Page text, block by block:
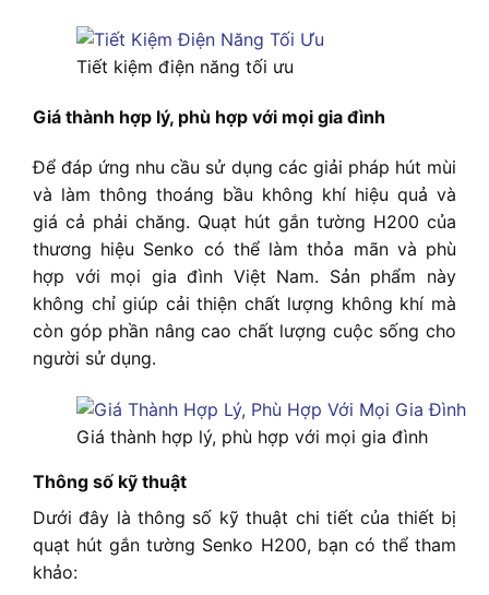
Tiết kiệm điện năng tối ưu
Giá thành hợp lý, phù hợp với mọi gia đình
Để đáp ứng nhu cầu sử dụng các giải pháp hút mùi
và làm thông thoáng bầu không khí hiệu quả và
giá cả phải chăng. Quạt hút gắn tường H200 của
thương hiệu Senko có thể làm thỏa mãn và phù
hợp với mọi gia đình Việt Nam. Sản phẩm này
không chỉ giúp cải thiện chất lượng không khí mà
còn góp phần nâng cao chất lượng cuộc sống cho
người sử dụng.
Giá thành hợp lý, phù hợp với mọi gia đình
Thông số kỹ thuật
Dưới đây là thông số kỹ thuật chi tiết của thiết bị
quạt hút gắn tường Senko H200, bạn có thể tham
khảo: